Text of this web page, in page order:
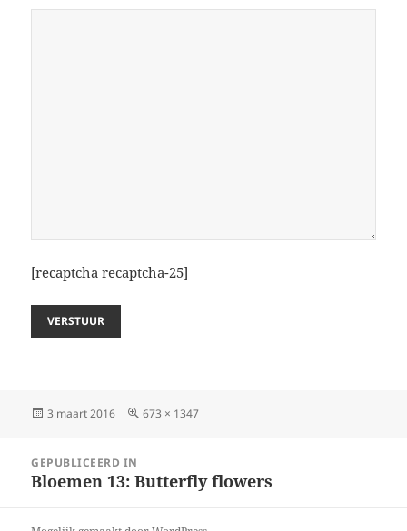
[recaptcha recaptcha-25]
Geplaatst
3 maart 2016
Volledige
673 × 1347
navigatieGEPUBLICEERD IN
Bloemen 13: Butterfly flowers